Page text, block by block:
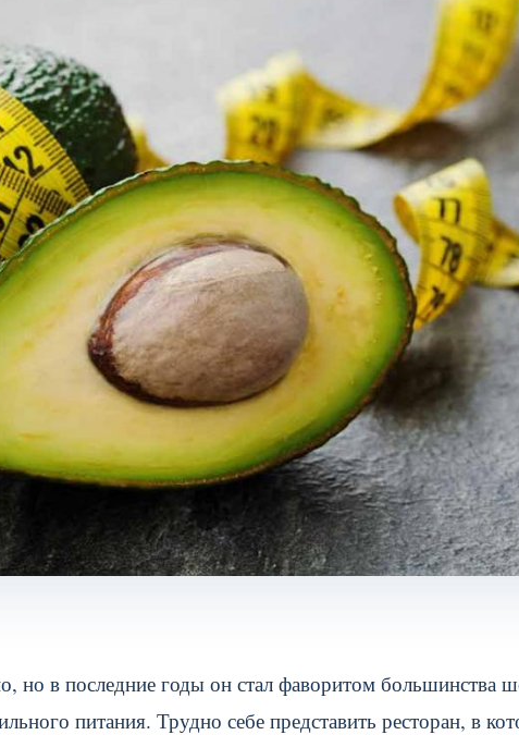
но в последние годы он стал фаворитом большинства
питания. Трудно себе представить ресторан, в